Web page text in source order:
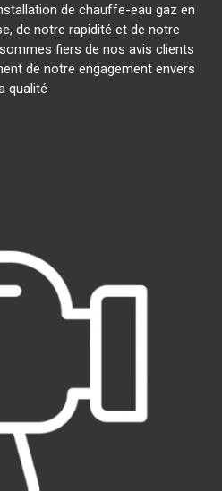
de chauffe-eau gaz en
de notre rapidité et de notre
fiers de nos avis clients
de notre engagement envers
qualité